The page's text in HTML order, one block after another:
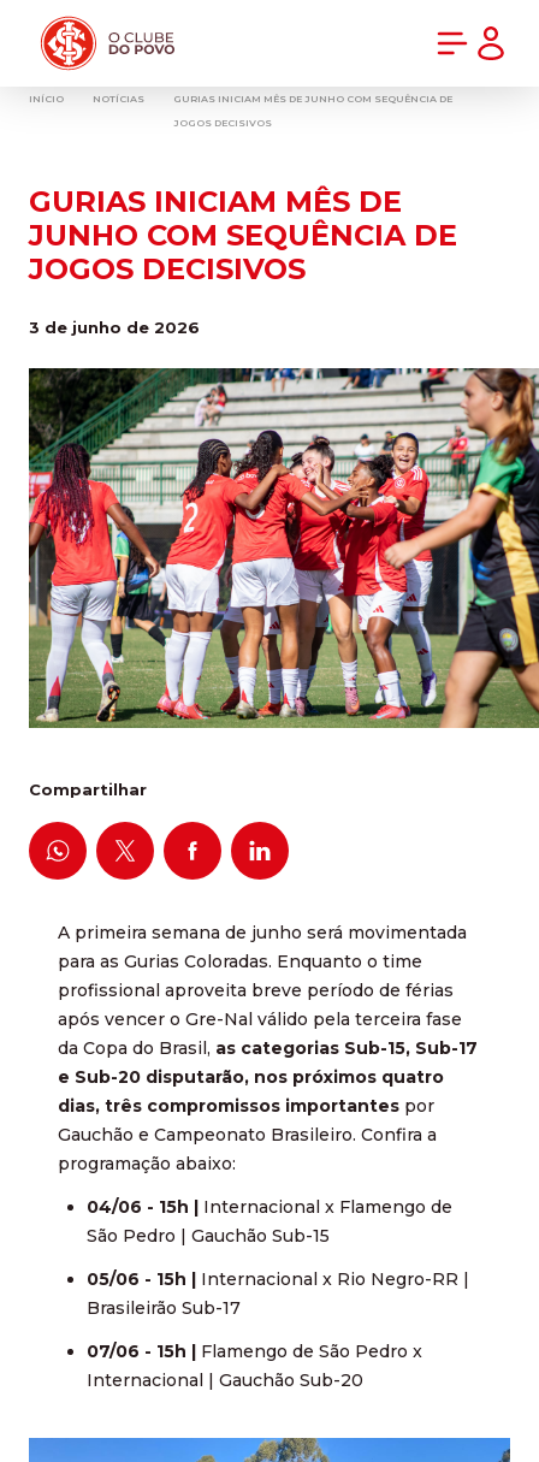
INÍCIO NOTÍCIAS
GURIAS INICIAM MÊS DE JUNHO COM SEQUÊNCIA DE
JOGOS DECISIVOS
GURIAS INICIAM MÊS DE
JUNHO COM SEQUÊNCIA DE
JOGOS DECISIVOS
3 de junho de 2026
Compartilhar
A primeira semana de junho será movimentada
para as Gurias Coloradas. Enquanto o time
profissional aproveita breve período de férias
após vencer o Gre-Nal válido pela terceira fase
da Copa do Brasil, as categorias Sub-15, Sub-17
e Sub-20 disputarão, nos próximos quatro
dias, três compromissos importantes por
Gauchão e Campeonato Brasileiro. Confira a
programação abaixo:
04/06 - 15h | Internacional x Flamengo de
São Pedro | Gauchão Sub-15
05/06 - 15h | Internacional x Rio Negro-RR |
Brasileirão Sub-17
07/06 - 15h | Flamengo de São Pedro x
Internacional | Gauchão Sub-20